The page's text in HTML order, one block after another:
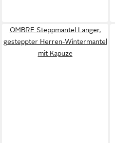
OMBRE Steppmantel Langer,
gesteppter Herren-Wintermantel
mit Kapuze